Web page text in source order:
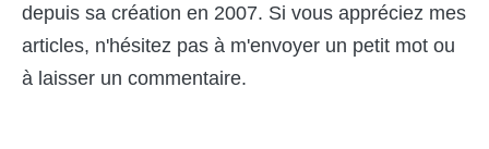
depuis sa création en 2007. Si vous appréciez mes
articles, n'hésitez pas à m'envoyer un petit mot ou
à laisser un commentaire.